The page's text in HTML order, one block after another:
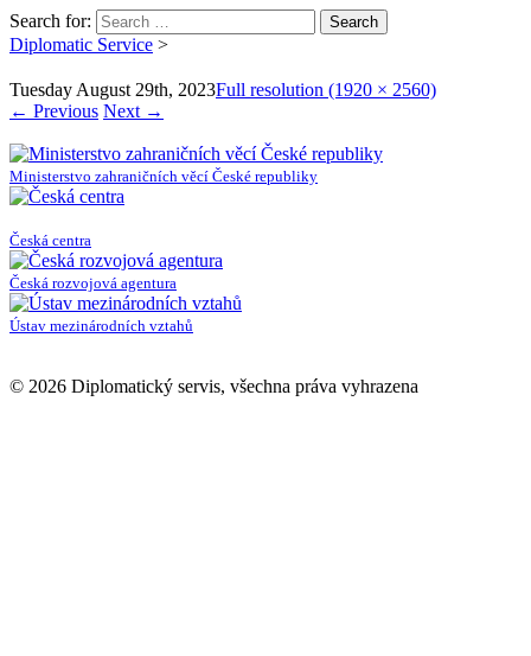
Search for:
Diplomatic Service >
Tuesday August 29th, 2023Full resolution (1920 × 2560)
← Previous Next →
Ministerstvo zahraničních věcí České republiky
Česká centra
Česká rozvojová agentura
Ústav mezinárodních vztahů
© 2026 Diplomatický servis, všechna práva vyhrazena